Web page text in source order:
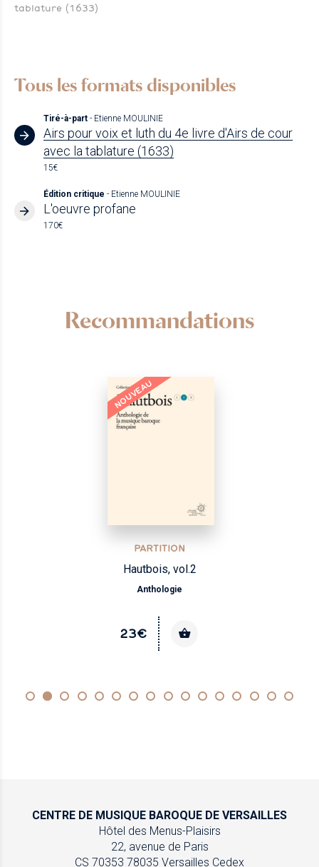
tablature (1633)
Tous les formats disponibles
Tiré-à-part - Etienne MOULINIE
Airs pour voix et luth du 4e livre d'Airs de cour
avec la tablature (1633)
15€
Édition critique - Etienne MOULINIE
L'oeuvre profane
170€
Recommandations
NOUVEAU
PARTITION
Hautbois, vol.2
Anthologie
23€
CENTRE DE MUSIQUE BAROQUE DE VERSAILLES
Hôtel des Menus-Plaisirs
22, avenue de Paris
CS 70353 78035 Versailles Cedex